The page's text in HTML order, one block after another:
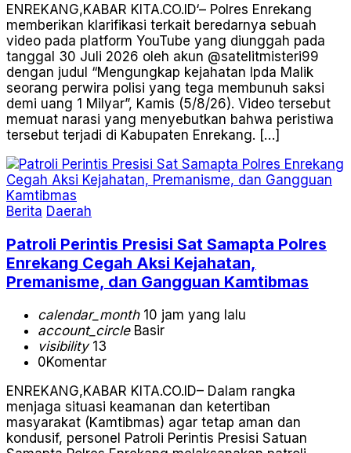
ENREKANG,KABAR KITA.CO.ID‘– Polres Enrekang
memberikan klarifikasi terkait beredarnya sebuah
video pada platform YouTube yang diunggah pada
tanggal 30 Juli 2026 oleh akun @satelitmisteri99
dengan judul “Mengungkap kejahatan Ipda Malik
seorang perwira polisi yang tega membunuh saksi
demi uang 1 Milyar”, Kamis (5/8/26). Video tersebut
memuat narasi yang menyebutkan bahwa peristiwa
tersebut terjadi di Kabupaten Enrekang. […]
Berita Daerah
Patroli Perintis Presisi Sat Samapta Polres
Enrekang Cegah Aksi Kejahatan,
Premanisme, dan Gangguan Kamtibmas
calendar_month10 jam yang lalu
account_circleBasir
visibility13
0Komentar
ENREKANG,KABAR KITA.CO.ID– Dalam rangka
menjaga situasi keamanan dan ketertiban
masyarakat (Kamtibmas) agar tetap aman dan
kondusif, personel Patroli Perintis Presisi Satuan